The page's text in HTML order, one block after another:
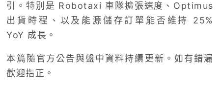
引。特別是 Robotaxi 車隊擴張速度、Optimus
出貨時程、以及能源儲存訂單能否維持 25%
YoY 成長。
本篇隨官方公告與盤中資料持續更新。如有錯漏
歡迎指正。